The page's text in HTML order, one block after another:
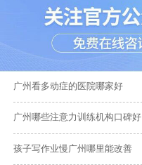
广州看多动症的医院哪家好
广州哪些注意力训练机构口碑好
孩子写作业慢广州哪里能改善